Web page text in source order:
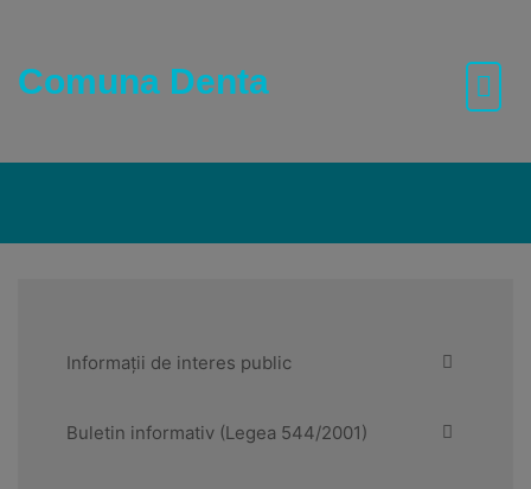
content
Comuna Denta
Informații de interes public
Buletin informativ (Legea 544/2001)